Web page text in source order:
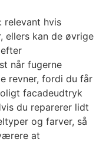
: relevant hvis
ellers kan de øvrige
når fugerne
revner, fordi du får
facadeudtryk
du reparerer lidt
og farver, så
at